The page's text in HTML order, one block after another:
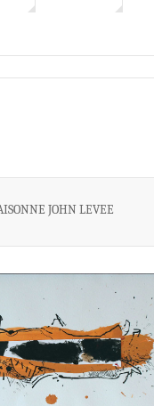
JOHN LEVEE